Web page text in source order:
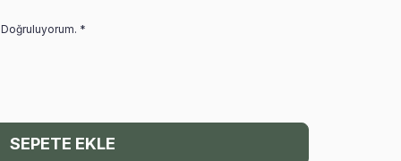
*
SEPETE EKLE